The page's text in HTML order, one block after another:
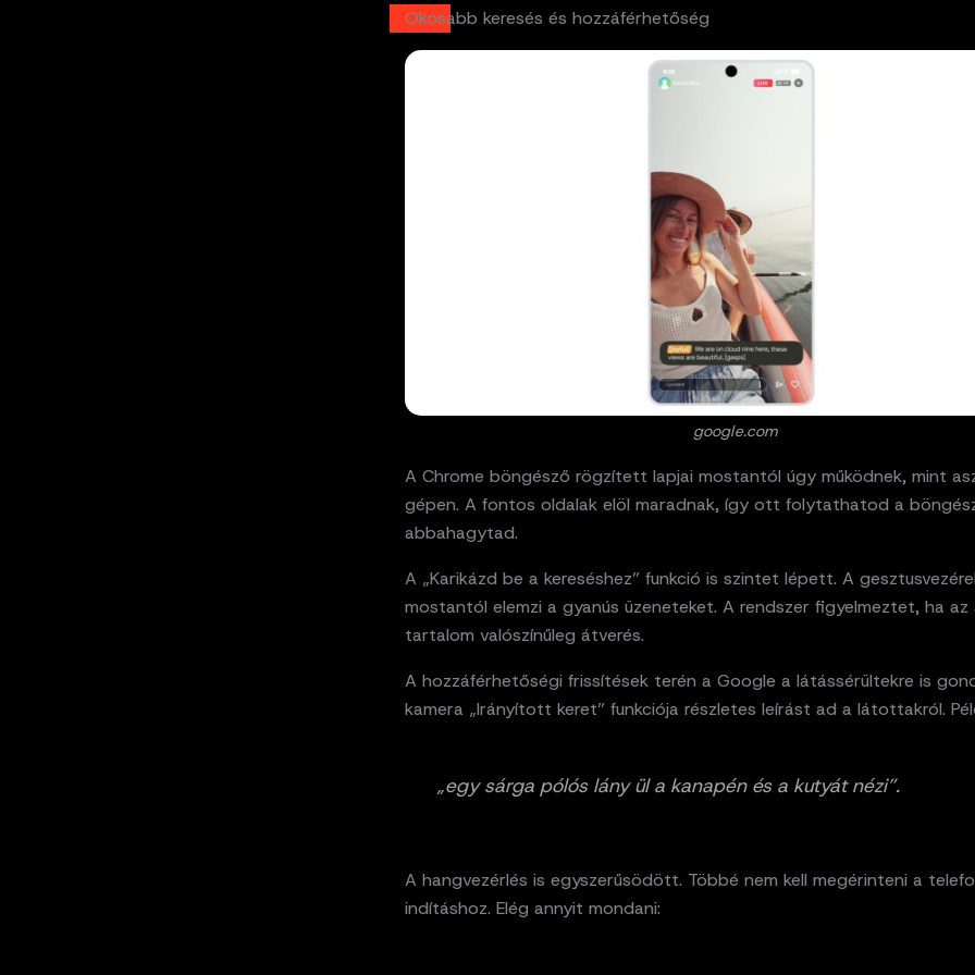
Okosabb keresés és hozzáférhetőség
google.com
A Chrome böngésző rögzített lapjai mostantól úgy működnek, mint
gépen. A fontos oldalak elöl maradnak, így ott folytathatod a
abbahagytad.
A „Karikázd be a kereséshez” funkció is szintet lépett. A
mostantól elemzi a gyanús üzeneteket. A rendszer figyelmeztet, ha
tartalom valószínűleg átverés.
A hozzáférhetőségi frissítések terén a Google a látássérültekre is
kamera „Irányított keret” funkciója részletes leírást ad a látottakról.
„egy sárga pólós lány ül a kanapén és a kutyát nézi”.
A hangvezérlés is egyszerűsödött. Többé nem kell megérinteni a
indításhoz. Elég annyit mondani: